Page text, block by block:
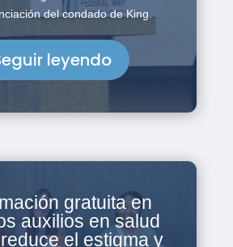
del condado de King.
leyendo
gratuita en
auxilios en salud
el estigma y